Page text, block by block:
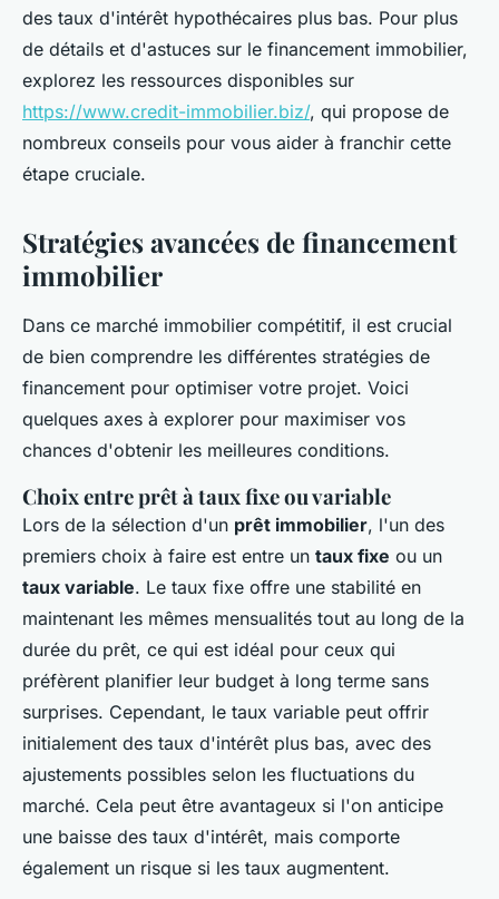
des taux d'intérêt hypothécaires plus bas. Pour plus
de détails et d'astuces sur le financement immobilier,
explorez les ressources disponibles sur
https://www.credit-immobilier.biz/, qui propose de
nombreux conseils pour vous aider à franchir cette
étape cruciale.
Stratégies avancées de financement
immobilier
Dans ce marché immobilier compétitif, il est crucial
de bien comprendre les différentes stratégies de
financement pour optimiser votre projet. Voici
quelques axes à explorer pour maximiser vos
chances d'obtenir les meilleures conditions.
Choix entre prêt à taux fixe ou variable
Lors de la sélection d'un prêt immobilier, l'un des
premiers choix à faire est entre un taux fixe ou un
taux variable. Le taux fixe offre une stabilité en
maintenant les mêmes mensualités tout au long de la
durée du prêt, ce qui est idéal pour ceux qui
préfèrent planifier leur budget à long terme sans
surprises. Cependant, le taux variable peut offrir
initialement des taux d'intérêt plus bas, avec des
ajustements possibles selon les fluctuations du
marché. Cela peut être avantageux si l'on anticipe
une baisse des taux d'intérêt, mais comporte
également un risque si les taux augmentent.